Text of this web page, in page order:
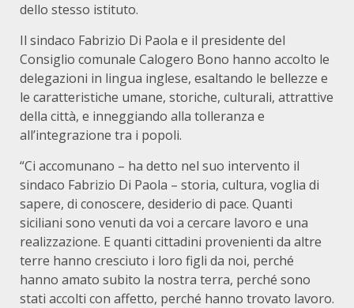
dello stesso istituto.
Il sindaco Fabrizio Di Paola e il presidente del
Consiglio comunale Calogero Bono hanno accolto le
delegazioni in lingua inglese, esaltando le bellezze e
le caratteristiche umane, storiche, culturali, attrattive
della città, e inneggiando alla tolleranza e
all’integrazione tra i popoli.
“Ci accomunano – ha detto nel suo intervento il
sindaco Fabrizio Di Paola – storia, cultura, voglia di
sapere, di conoscere, desiderio di pace. Quanti
siciliani sono venuti da voi a cercare lavoro e una
realizzazione. E quanti cittadini provenienti da altre
terre hanno cresciuto i loro figli da noi, perché
hanno amato subito la nostra terra, perché sono
stati accolti con affetto, perché hanno trovato lavoro.